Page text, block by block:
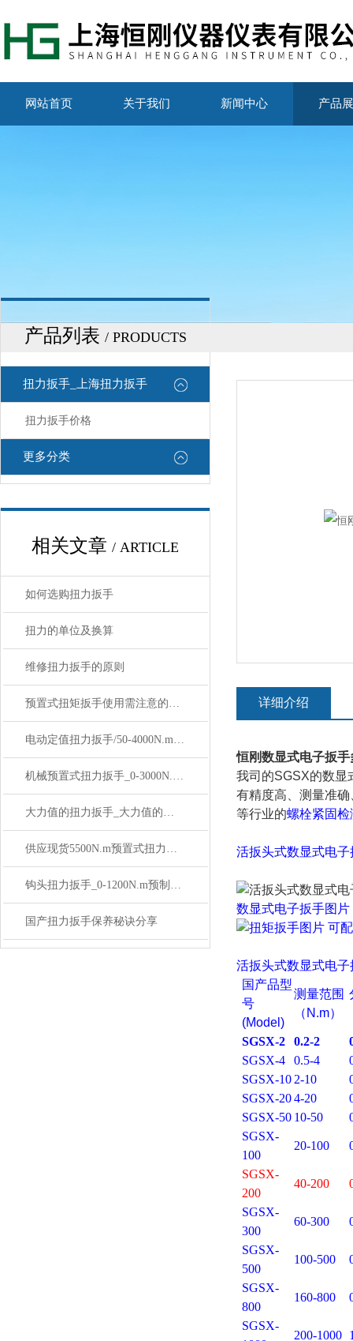
网站首页 关于我们 新闻中心 产品
产品列表 / PRODUCTS
扭力扳手_上海扭力扳手
扭力扳手价格
更多分类
相关文章 / ARTICLE
如何选购扭力扳手
扭力的单位及换算
维修扭力扳手的原则
预置式扭矩扳手使用需注意的九大事项
电动定值扭力扳手/50-4000N.m可调式电动定值扭力扳手价格
机械预置式扭力扳手_0-3000N.m手动式预置扭力扳手价格
大力值的扭力扳手_大力值的数显扭力扳手价格
供应现货5500N.m预置式扭力扳手价格
钩头扭力扳手_0-1200N.m预制扭力扳手勾头价格
国产扭力扳手保养秘诀分享
详细介绍
恒刚数显式电子扳手
我司的SGSX的数显
有精度高、测量准
等行业的螺栓紧固检
活扳头式数显式电子
数显式电子扳手图
活扳头式数显式电子
国产品型
号
(Model)
测量范围
（N.m）
SGSX-2 0.2-2
SGSX-4
0.5-4
SGSX-10 2-10
SGSX-204-20
SGSX-50 10-50
SGSX-
100
20-100
SGSX-
200
40-200
SGSX-
300
60-300
SGSX-
500
100-500
SGSX-
800
160-800
SGSX-
200-1000